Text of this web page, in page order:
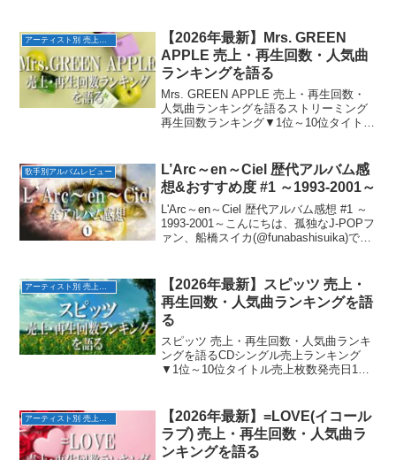
アーティスト別 売上・再生回数ランキング
【2026年最新】Mrs. GREEN
APPLE 売上・再生回数・人気曲
ランキングを語る
Mrs. GREEN APPLE 売上・再生回数・
人気曲ランキングを語るストリーミング
再生回数ランキング▼1位～10位タイトル
回2018/7/313位ダ...
歌手別アルバムレビュー
L’Arc～en～Ciel 歴代アルバム感
想&おすすめ度 #1 ～1993-2001～
L'Arc～en～Ciel 歴代アルバム感想 #1 ～
1993-2001～こんにちは、孤独なJ-POPフ
ァン、船橋スイカ(@funabashisuika)でご
【2026年最新】スピッツ 売上・
再生回数・人気曲ランキングを語
る
スピッツ 売上・再生回数・人気曲ランキ
ングを語るCDシングル売上ランキング
▼1位～10位タイトル売上枚数発売日1位
約150万枚1994/4/2...
アーティスト別 売上・再生回数ランキング
【2026年最新】=LOVE(イコール
ラブ) 売上・再生回数・人気曲ラ
ンキングを語る